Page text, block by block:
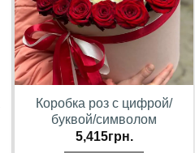
Коробка роз с цифрой/
буквой/cимволом
5,415грн.